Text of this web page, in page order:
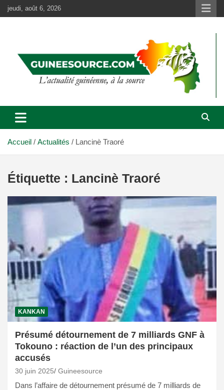
Aller
au
jeudi, août 6, 2026
Accueil Actualités Lancinè Traoré
Étiquette : Lancinè Traoré
KANKAN
Présumé détournement de 7 milliards GNF à
Tokouno : réaction de l’un des principaux
accusés
30 juin 2025 Guineesource
Dans l’affaire de détournement présumé de 7 milliards de